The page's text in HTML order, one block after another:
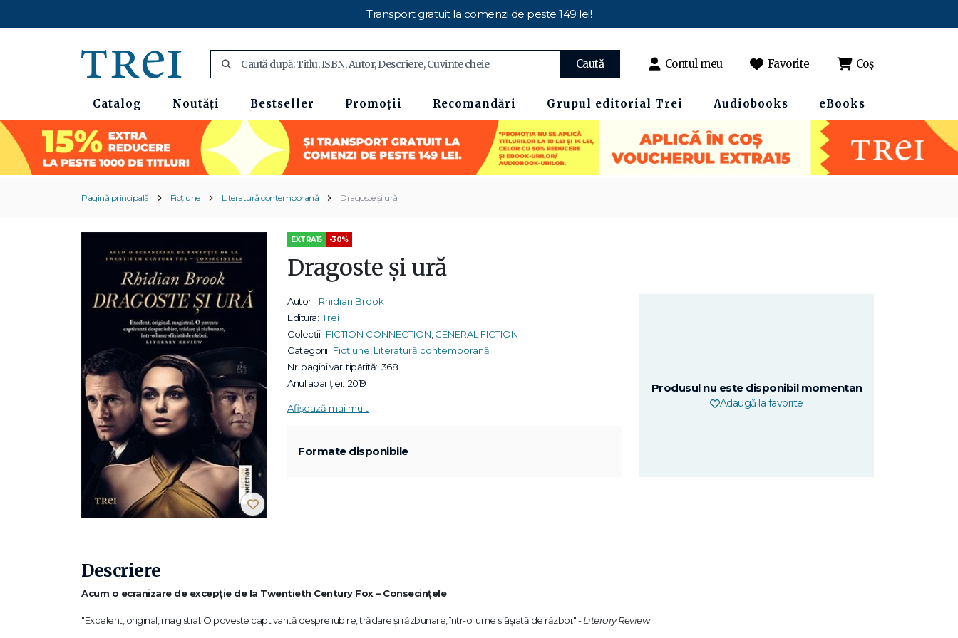
Transport gratuit la comenzi de peste 149 lei!
Caută Contul meu Favorite Coș
Catalog Noutăți Bestseller Promoții Recomandări Grupul editorial Trei Audiobooks eBooks
Pagină principală Ficțiune Literatură contemporană Dragoste și ură
EXTRA15 -30%
Dragoste și ură
Autor : Rhidian Brook
Editura: Trei
Colecții: FICTION CONNECTION GENERAL FICTION
Categorii: Ficțiune Literatură contemporană
Nr. pagini var. tipărită: 368
Anul apariției: 2019
Afișează mai mult
Formate disponibile
Produsul nu este disponibil momentan
Adaugă la favorite
Descriere
Acum o ecranizare de excepție de la Twentieth Century Fox – Consecințele
"Excelent, original, magistral. O poveste captivantă despre iubire, trădare și răzbunare, într-o lume sfâșiată de război." -Literary Review